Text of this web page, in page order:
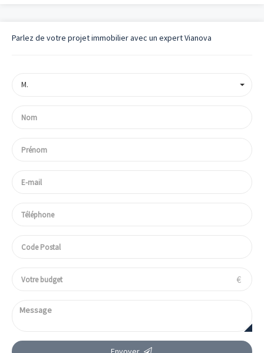
Parlez de votre projet immobilier avec un expert Vianova
M.
€